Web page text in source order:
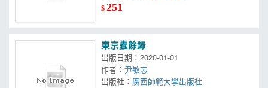
$251
東京蠹餘錄
出版日期：2020-01-01
作者：尹敏志
出版社： 廣西師範大學出版社